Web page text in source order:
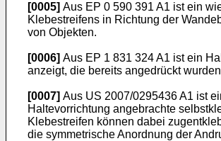
[0005] Aus EP 0 590 391 A1 ist ein
Klebestreifens in Richtung der
von Objekten.
[0006] Aus EP 1 831 324 A1 ist ein
anzeigt, die bereits angedrückt
[0007] Aus US 2007/0295436 A1 ist
Haltevorrichtung angebrachte
Klebestreifen können dabei
die symmetrische Anordnung der